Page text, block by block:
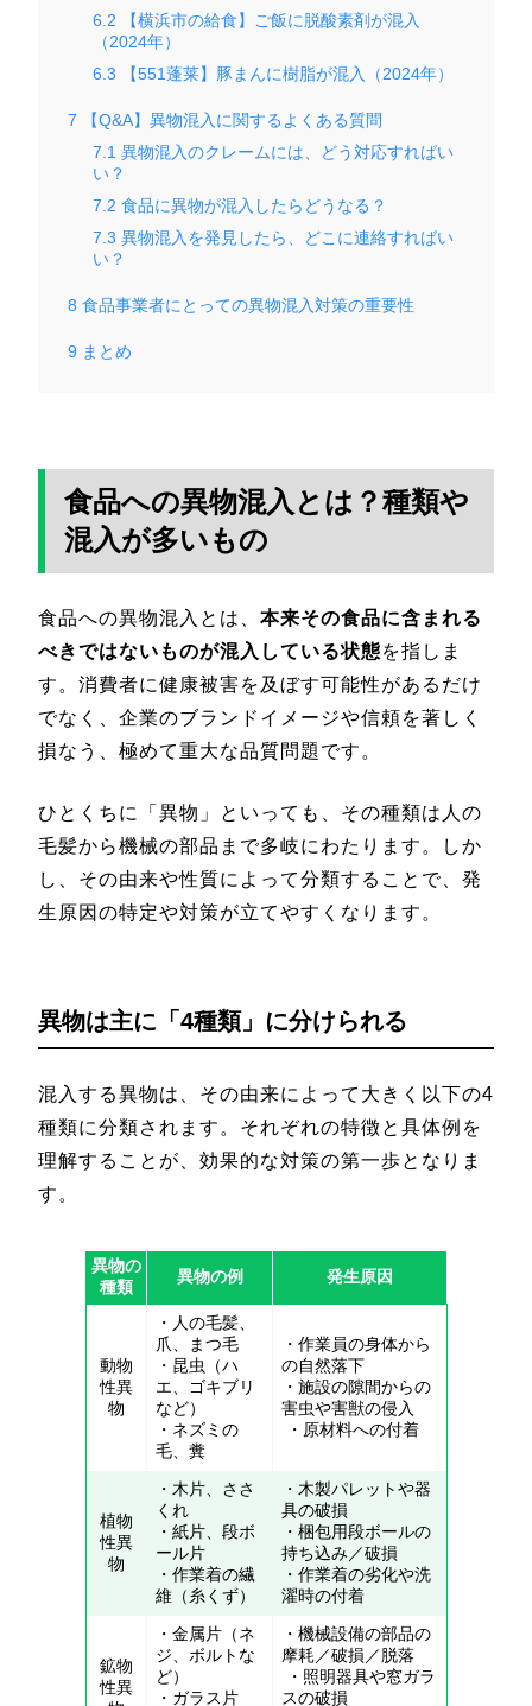
6.2 【横浜市の給食】ご飯に脱酸素剤が混入
（2024年）
6.3 【551蓬莱】豚まんに樹脂が混入（2024年）
7 【Q&A】異物混入に関するよくある質問
7.1 異物混入のクレームには、どう対応すればい
い？
7.2 食品に異物が混入したらどうなる？
7.3 異物混入を発見したら、どこに連絡すればい
い？
8 食品事業者にとっての異物混入対策の重要性
9 まとめ
食品への異物混入とは？種類や
混入が多いもの
食品への異物混入とは、 本来その食品に含まれる
べきではないものが混入している状態を指しま
す。消費者に健康被害を及ぼす可能性があるだけ
でなく、企業のブランドイメージや信頼を著しく
損なう、極めて重大な品質問題です。
ひとくちに「異物」といっても、その種類は人の
毛髪から機械の部品まで多岐にわたります。しか
し、その由来や性質によって分類することで、発
生原因の特定や対策が立てやすくなります。
異物は主に「4種類」に分けられる
混入する異物は、その由来によって大きく以下の4
種類に分類されます。それぞれの特徴と具体例を
理解することが、効果的な対策の第一歩となりま
す。
異物の
種類
異物の例 発生原因
動物
性異
物
・人の毛髪、
爪、まつ毛
・昆虫（ハ
エ、ゴキブリ
など）
・ネズミの
毛、糞
・作業員の身体から
の自然落下
・施設の隙間からの
害虫や害獣の侵入
・原材料への付着
植物
性異
物
・木片、ささ
くれ
・紙片、段ボ
ール片
・作業着の繊
維（糸くず）
・木製パレットや器
具の破損
・梱包用段ボールの
持ち込み／破損
・作業着の劣化や洗
濯時の付着
鉱物
性異
・金属片（ネ
ジ、ボルトな
ど）
・ガラス片
・機械設備の部品の
摩耗／破損／脱落
・照明器具や窓ガラ
スの破損